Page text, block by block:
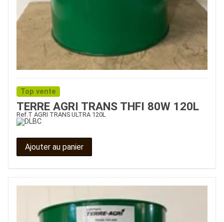
Top vente
TERRE AGRI TRANS THFI 80W 120L
Ref. T AGRI TRANS ULTRA 120L
Ajouter au panier